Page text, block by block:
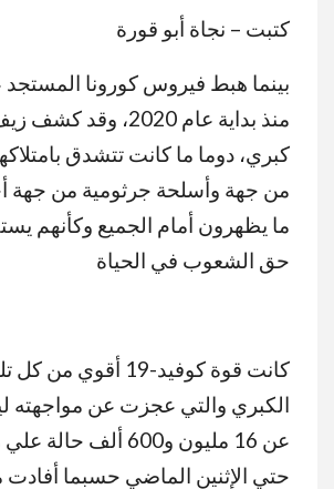
كتبت – نجاة أبو قورة
بينما هبط فيروس كورونا المستجد
منذ بداية عام 2020،
كبري، دوما ما كانت تتشدق
من جهة وأسلحة جرثومية من جهة
ما يظهرون أمام الجميع وكأنهم
حق الشعوب في الحياة
كانت قوة كوفيد-19 أقوي
الكبري والتي عجزت عن مواجهته
عن 16 مليون و600 ألف
حتي الإثنين الماضي حسبما